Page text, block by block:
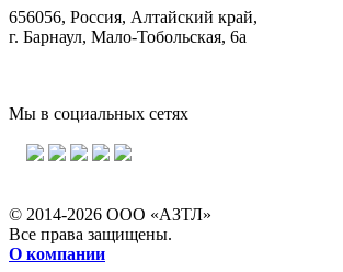
656056, Россия, Алтайский край,
г. Барнаул, Мало-Тобольская, 6а
Мы в социальных сетях
© 2014-2026 ООО «АЗТЛ»
Все права защищены.
О компании